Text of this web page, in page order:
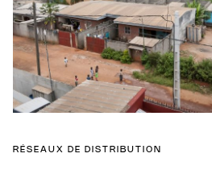
RÉSEAUX DE DISTRIBUTION